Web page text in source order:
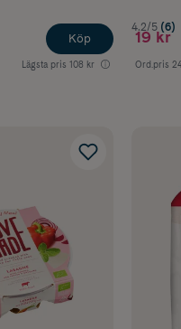
Lägsta pris 108 kr
Köp
4.2/5 (6)
19 kr
Ord.pris